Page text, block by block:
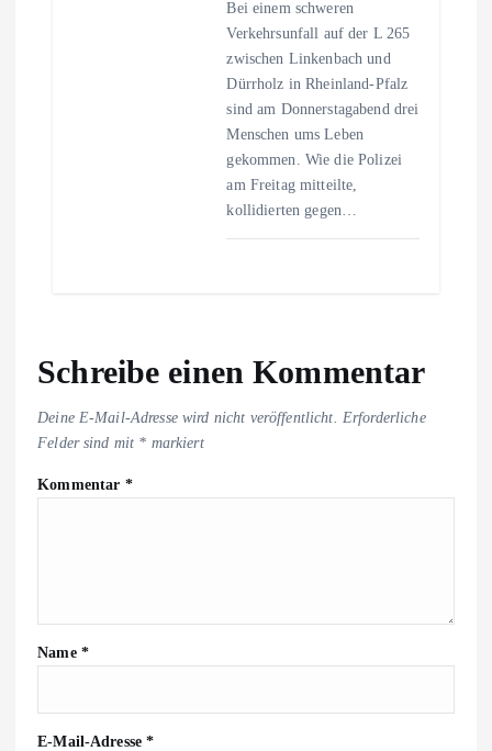
Bei einem schweren
Verkehrsunfall auf der L 265
zwischen Linkenbach und
Dürrholz in Rheinland-Pfalz
sind am Donnerstagabend drei
Menschen ums Leben
gekommen. Wie die Polizei
am Freitag mitteilte,
kollidierten gegen…
Schreibe einen Kommentar
Deine E-Mail-Adresse wird nicht veröffentlicht. Erforderliche
Felder sind mit * markiert
Kommentar *
Name *
E-Mail-Adresse*